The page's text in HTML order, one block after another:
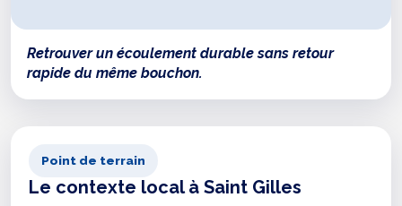
Retrouver un écoulement durable sans retour
rapide du même bouchon.
Point de terrain
Le contexte local à Saint Gilles